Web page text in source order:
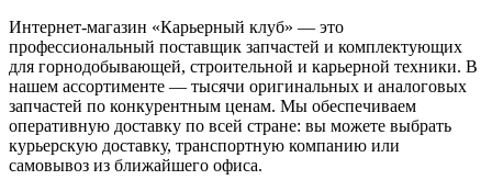
Интернет-магазин «Карьерный клуб» — это
профессиональный поставщик запчастей и комплектующих
для горнодобывающей, строительной и карьерной техники. В
нашем ассортименте — тысячи оригинальных и аналоговых
запчастей по конкурентным ценам. Мы обеспечиваем
оперативную доставку по всей стране: вы можете выбрать
курьерскую доставку, транспортную компанию или
самовывоз из ближайшего офиса.